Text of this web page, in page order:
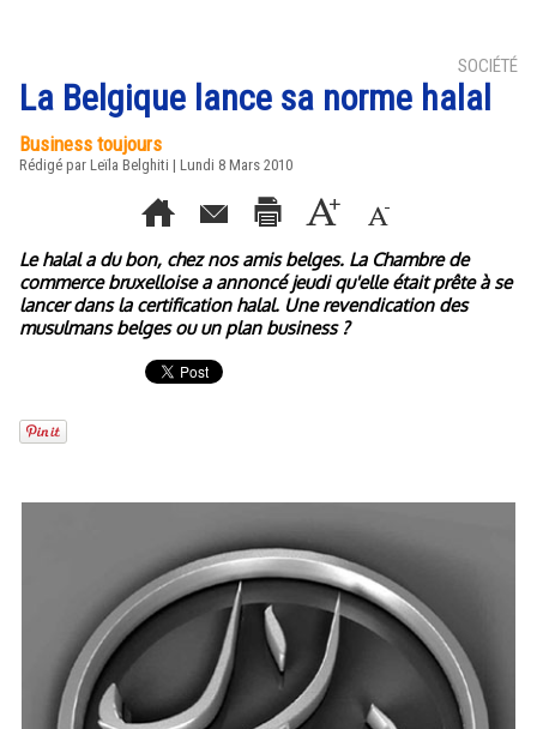
SOCIÉTÉ
La Belgique lance sa norme halal
Business toujours
Rédigé par Leïla Belghiti | Lundi 8 Mars 2010
Le halal a du bon, chez nos amis belges. La Chambre de
commerce bruxelloise a annoncé jeudi qu'elle était prête à se
lancer dans la certification halal. Une revendication des
musulmans belges ou un plan business ?